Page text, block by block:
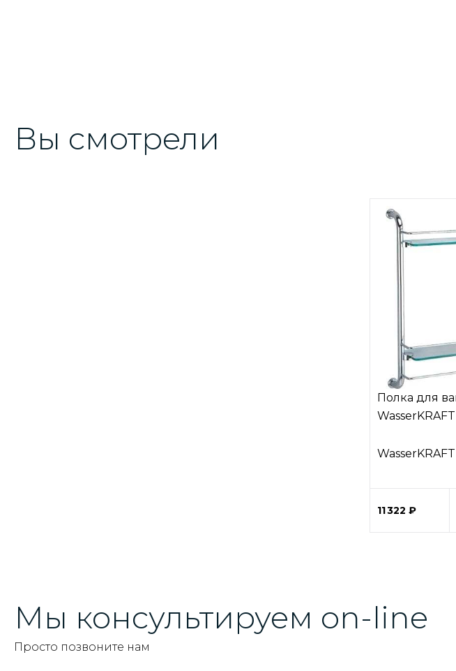
Вы смотрели
Полка для
WasserKRAFT
11 322 ₽
Мы консультируем on-line
Просто позвоните нам